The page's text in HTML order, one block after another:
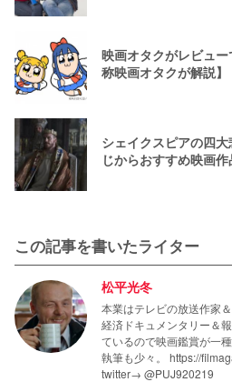
映画オタクがレビュ
称映画オタクが解説】
シェイクスピアの四
じからおすすめ映画作
この記事を書いたライター
松平光冬
本業はテレビの放送作家
経済ドキュメンタリー＆
ているので映画鑑賞が一
執筆も少々。 https://
twitter→ @PUJ920219